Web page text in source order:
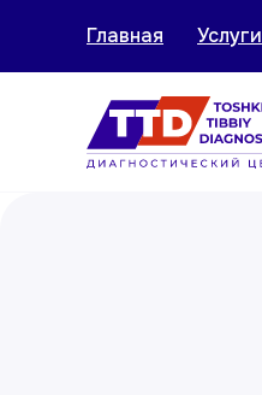
Главная Услуги